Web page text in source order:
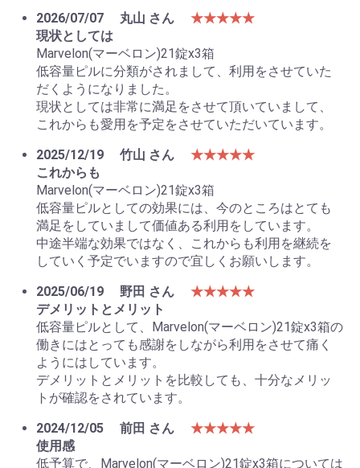
お買い物を続ける カートへ進む
2026/07/07 丸山 さん
★★★★★
現状としては
Marvelon(マーベロン)21錠x3箱
低容量ピルに分類がされまして、利用をさせていた
だくようになりました。
現状としては非常に満足をさせて頂いていまして、
これからも愛用を予定をさせていただいています。
2025/12/19
竹山 さん
★★★★★
これからも
Marvelon(マーベロン)21錠x3箱
低容量ピルとしての効果には、今のところはとても
満足をしていまして価値ある利用をしています。
中途半端な効果ではなく、これからも利用を継続を
していく予定でいますので宜しくお願いします。
2025/06/19
野田 さん
★★★★★
デメリットとメリット
低容量ピルとして、Marvelon(マーベロン)21錠x3箱の
働きにはとっても感謝をしながら利用をさせて痛く
ようにはしています。
デメリットとメリットを比較しても、十分なメリッ
トが確認をされています。
2024/12/05
前田 さん
★★★★★
使用感
低予算で、Marvelon(マーベロン)21錠x3箱については